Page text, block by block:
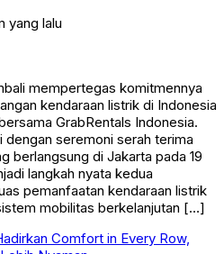
yang lalu
mempertegas komitmennya
kendaraan listrik di Indonesia
GrabRentals Indonesia.
dengan seremoni serah terima
berlangsung di Jakarta pada 19
langkah nyata kedua
pemanfaatan kendaraan listrik
mobilitas berkelanjutan […]